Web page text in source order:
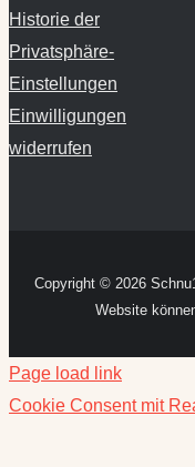
Historie der
Privatsphäre-
Einstellungen
Einwilligungen
widerrufen
Copyright © 2026
Website
Page load link
Cookie Consent mit